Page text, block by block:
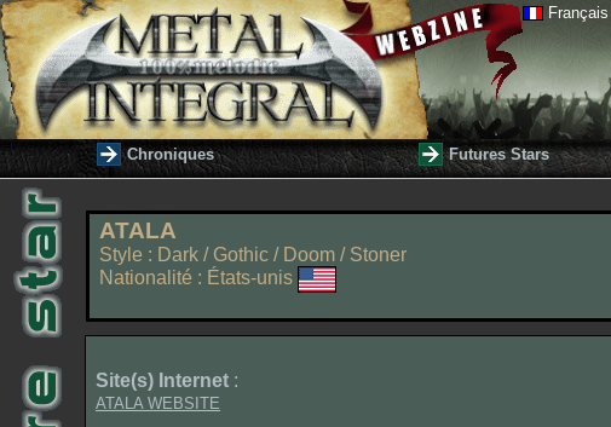
Français
Chroniques Futures Stars
ATALA
Style : Dark / Gothic / Doom / Stoner
Nationalité : États-unis
Site(s) Internet :
ATALA WEBSITE